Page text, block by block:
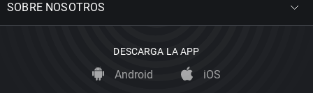
SOBRE NOSOTROS
DESCARGA LA APP
Android iOS